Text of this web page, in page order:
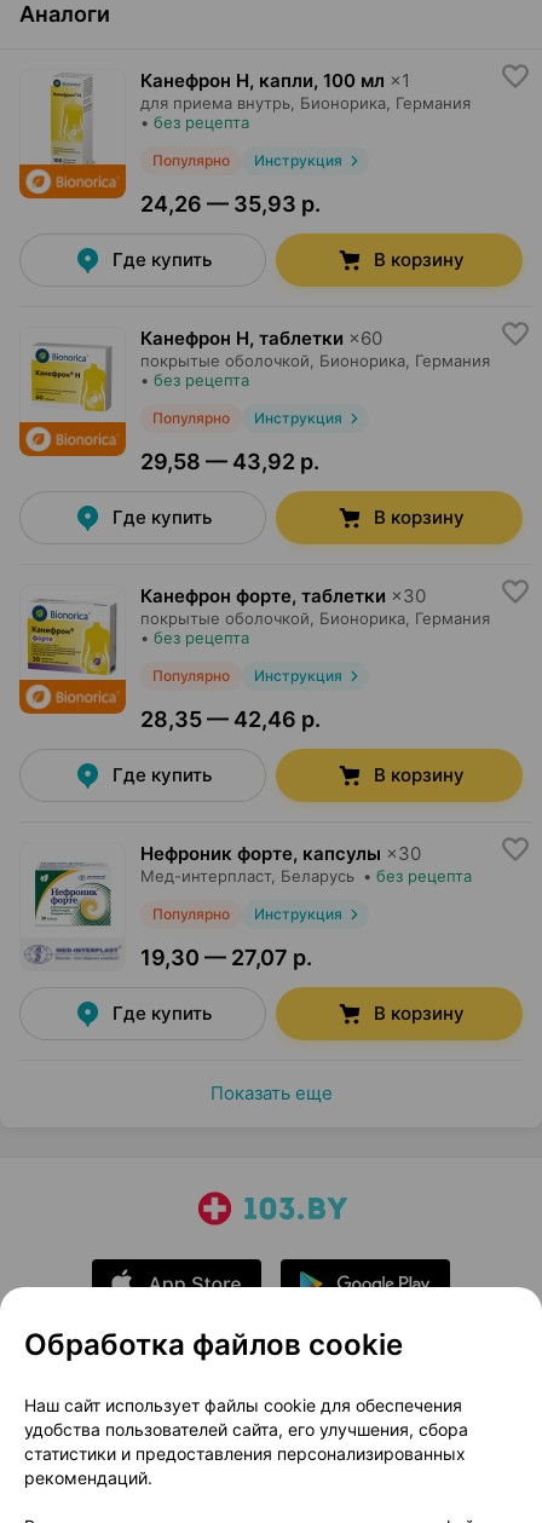
Аналоги
Канефрон Н, капли, 100 мл ×1
для приема внутрь, Бионорика, Германия
• без рецепта
Популярно Инструкция
24,26 — 35,93 р.
Где купить В корзину
Канефрон Н, таблетки ×60
покрытые оболочкой, Бионорика, Германия
• без рецепта
Популярно Инструкция
29,58 — 43,92 р.
Где купить В корзину
Канефрон форте, таблетки ×30
покрытые оболочкой, Бионорика, Германия
• без рецепта
Популярно Инструкция
28,35 — 42,46 р.
Где купить В корзину
Нефроник форте, капсулы ×30
Мед-интерпласт, Беларусь • без рецепта
Популярно Инструкция
19,30 — 27,07 р.
Где купить В корзину
Показать еще
О проекте
Новости проекта
Размещение рекламы
Медицинский маркетинг
Публичный договор
Доставка
Обработка файлов cookie
Наш сайт использует файлы cookie для обеспечения
удобства пользователей сайта, его улучшения, сбора
статистики и предоставления персонализированных
рекомендаций.